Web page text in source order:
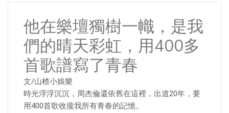
他在樂壇獨樹一幟，是我
們的晴天彩虹，用400多
首歌譜寫了青春
文/山楂小娛樂
時光浮浮沉沉，周杰倫還依舊在這裡，出道20年，要
用400首歌收攏我所有青春的記憶。